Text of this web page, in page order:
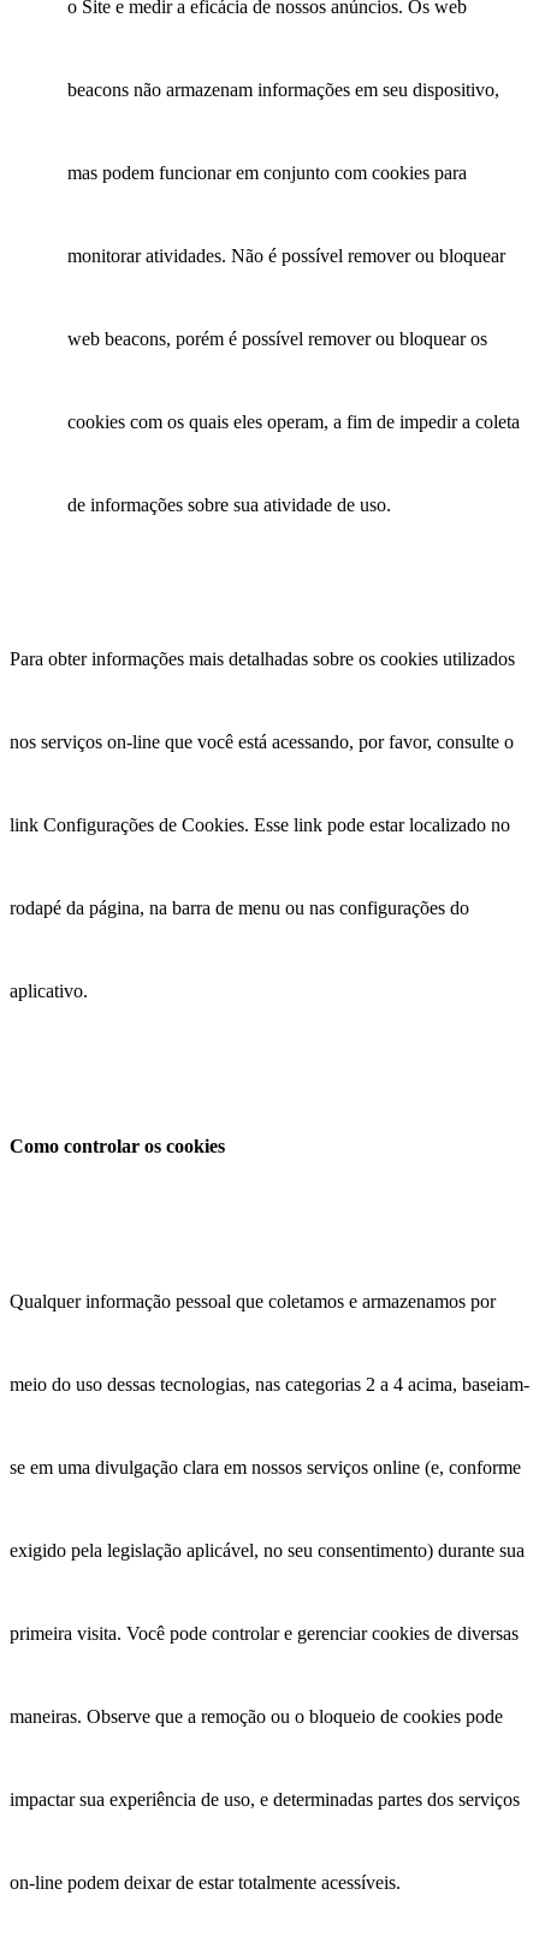
o Site e medir a eficácia de nossos anúncios. Os web
beacons não armazenam informações em seu dispositivo,
mas podem funcionar em conjunto com cookies para
monitorar atividades. Não é possível remover ou bloquear
web beacons, porém é possível remover ou bloquear os
cookies com os quais eles operam, a fim de impedir a coleta
de informações sobre sua atividade de uso.
Para obter informações mais detalhadas sobre os cookies utilizados
nos serviços on-line que você está acessando, por favor, consulte o
link Configurações de Cookies. Esse link pode estar localizado no
rodapé da página, na barra de menu ou nas configurações do
aplicativo.
Como controlar os cookies
Qualquer informação pessoal que coletamos e armazenamos por
meio do uso dessas tecnologias, nas categorias 2 a 4 acima, baseiam-
se em uma divulgação clara em nossos serviços online (e, conforme
exigido pela legislação aplicável, no seu consentimento) durante sua
primeira visita. Você pode controlar e gerenciar cookies de diversas
maneiras. Observe que a remoção ou o bloqueio de cookies pode
impactar sua experiência de uso, e determinadas partes dos serviços
on-line podem deixar de estar totalmente acessíveis.